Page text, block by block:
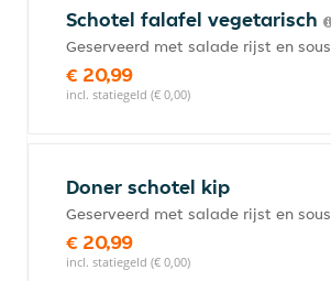
Schotel falafel vegetarisch
Geserveerd met salade rijst en sous
€ 20,99
incl. statiegeld (€ 0,00)
Doner schotel kip
Geserveerd met salade rijst en sous
€ 20,99
incl. statiegeld (€ 0,00)